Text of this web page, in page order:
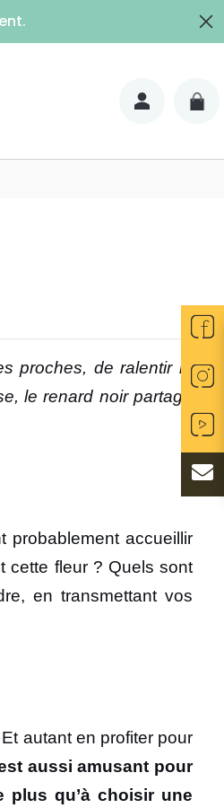
proches, de ralentir le
le renard noir partage
probablement accueillir
cette fleur ? Quels sont
en transmettant vos
autant en profiter pour
aussi amusant pour
plus qu’à choisir une